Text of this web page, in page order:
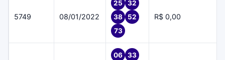
5749 08/01/2022
25
32
38
52
73
R$ 0,00
06
33